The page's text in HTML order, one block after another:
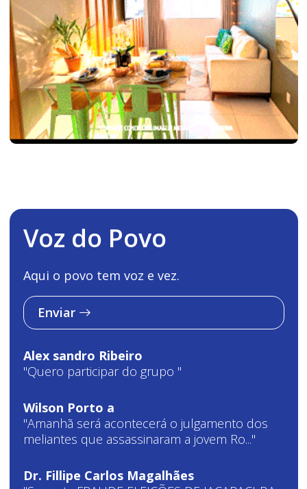
Voz do Povo
Aqui o povo tem voz e vez.
Enviar
Alex sandro Ribeiro
"Quero participar do grupo "
Wilson Porto a
"Amanhã será acontecerá o julgamento dos
meliantes que assassinaram a jovem Ro..."
Dr. Fillipe Carlos Magalhães